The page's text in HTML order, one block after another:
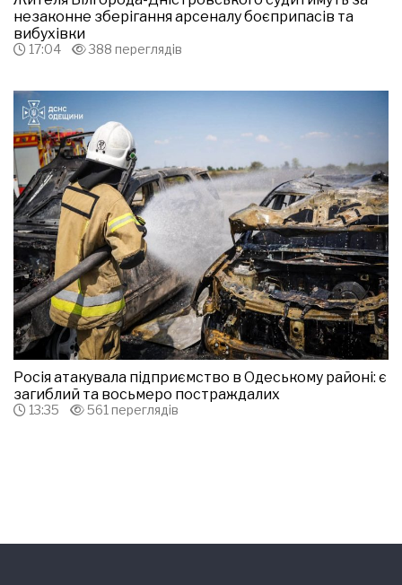
незаконне зберігання арсеналу боєприпасів та
вибухівки
17:04 388 переглядів
Росія атакувала підприємство в Одеському районі: є
загиблий та восьмеро постраждалих
13:35 561 переглядів